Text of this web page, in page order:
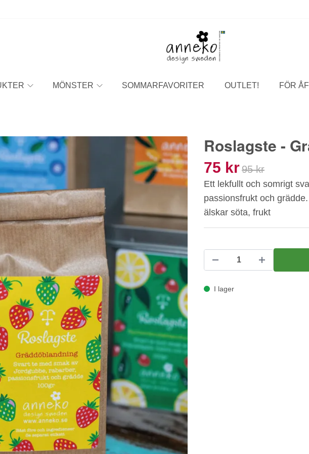
MÖNSTER SOMMARFAVORITER OUTLET! FÖR ÅF
Roslagste -
75 kr95 kr
Ett lekfullt och somrigt
passionsfrukt och
älskar söta, frukt
I lager